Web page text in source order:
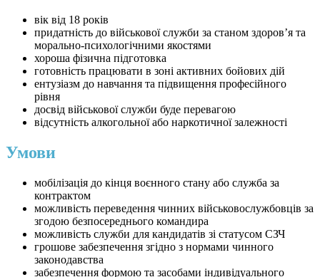
вік від 18 років
придатність до військової служби за станом здоров’я та
морально-психологічними якостями
хороша фізична підготовка
готовність працювати в зоні активних бойових дій
ентузіазм до навчання та підвищення професійного
рівня
досвід військової служби буде перевагою
відсутність алкогольної або наркотичної залежності
Умови
мобілізація до кінця воєнного стану або служба за
контрактом
можливість переведення чинних військовослужбовців за
згодою безпосереднього командира
можливість служби для кандидатів зі статусом СЗЧ
грошове забезпечення згідно з нормами чинного
законодавства
забезпечення формою та засобами індивідуального